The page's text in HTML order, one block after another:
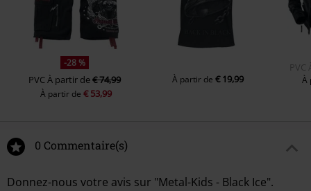
-28 %
PVCÀ partir de€ 74,99
À partir de€ 53,99
À partir de€ 19,99
PVC
À
0 Commentaire(s)
Donnez-nous votre avis sur "Metal-Kids - Black Ice".